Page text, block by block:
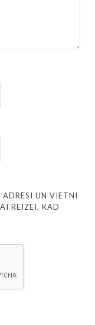
UN VIETNI
REIZEI, KAD